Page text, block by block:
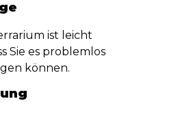
ist leicht
Sie es problemlos
können.